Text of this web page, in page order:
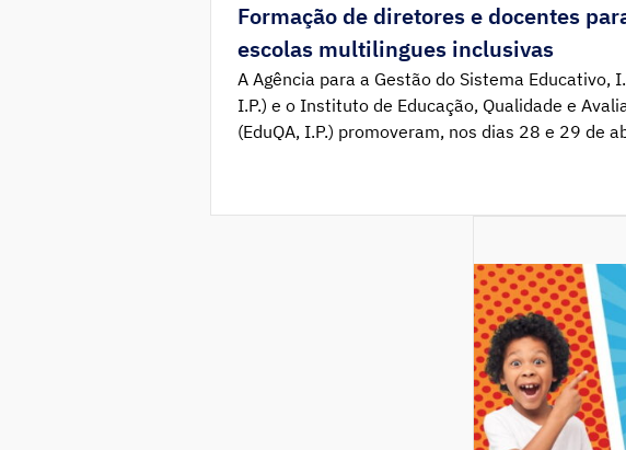
Formação de diretores e docentes
escolas multilingues inclusivas
A Agência para a Gestão do Sistema Educativo,
I.P.) e o Instituto de Educação, Qualidade e
(EduQA, I.P.) promoveram, nos dias 28 e 29 de
programa Supporting Multilingual Classrooms,